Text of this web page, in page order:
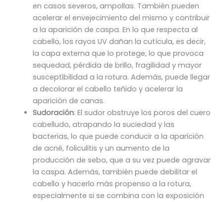
en casos severos, ampollas. También pueden
acelerar el envejecimiento del mismo y contribuir
a la aparición de caspa. En lo que respecta al
cabello, los rayos UV dañan la cutícula, es decir,
la capa externa que lo protege, lo que provoca
sequedad, pérdida de brillo, fragilidad y mayor
susceptibilidad a la rotura. Además, puede llegar
a decolorar el cabello teñido y acelerar la
aparición de canas.
Sudoración: El sudor obstruye los poros del cuero
cabelludo, atrapando la suciedad y las
bacterias, lo que puede conducir a la aparición
de acné, foliculitis y un aumento de la
producción de sebo, que a su vez puede agravar
la caspa. Además, también puede debilitar el
cabello y hacerlo más propenso a la rotura,
especialmente si se combina con la exposición